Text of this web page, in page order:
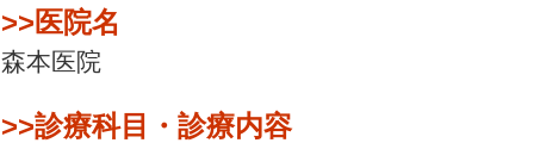
>>医院名
森本医院
>>診療科目・診療内容